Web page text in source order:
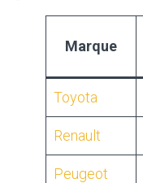
Marque
Toyota
Renault
Peugeot